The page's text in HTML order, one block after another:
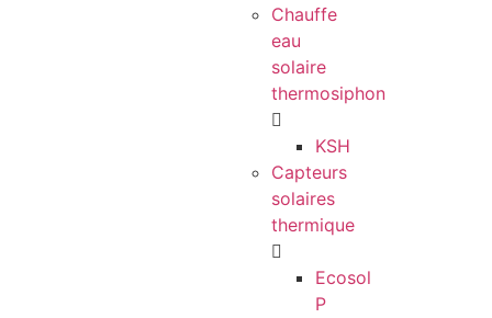
Chauffe
eau
solaire
thermosiphon
KSH
Capteurs
solaires
thermique
Ecosol
P